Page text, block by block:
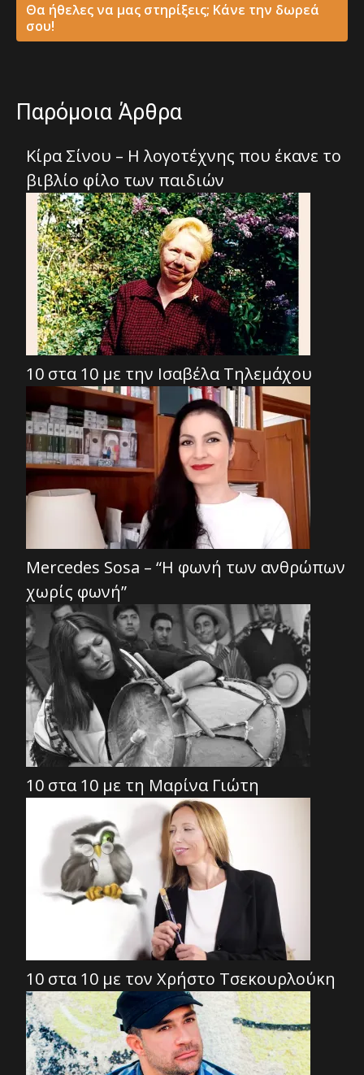
Θα ήθελες να μας στηρίξεις; Κάνε την δωρεά
σου!
Παρόμοια Άρθρα
Κίρα Σίνου – Η λογοτέχνης που έκανε το
βιβλίο φίλο των παιδιών
10 στα 10 με την Ισαβέλα Τηλεμάχου
Mercedes Sosa – “Η φωνή των ανθρώπων
χωρίς φωνή”
10 στα 10 με τη Μαρίνα Γιώτη
10 στα 10 με τον Χρήστο Τσεκουρλούκη